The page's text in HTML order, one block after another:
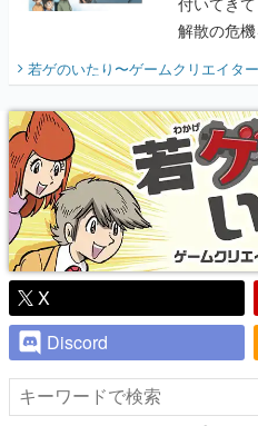
解散の危
『少年ジ
り】
若ゲのいたり〜ゲームクリエイタ
X
Discord